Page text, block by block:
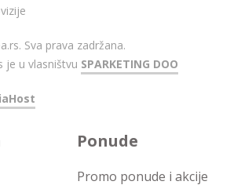
Sva prava zadržana.
je u vlasništvu SPARKETING DOO
Ponude
Promo ponude i akcije